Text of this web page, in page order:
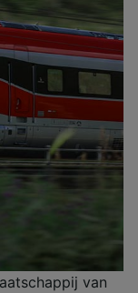
van